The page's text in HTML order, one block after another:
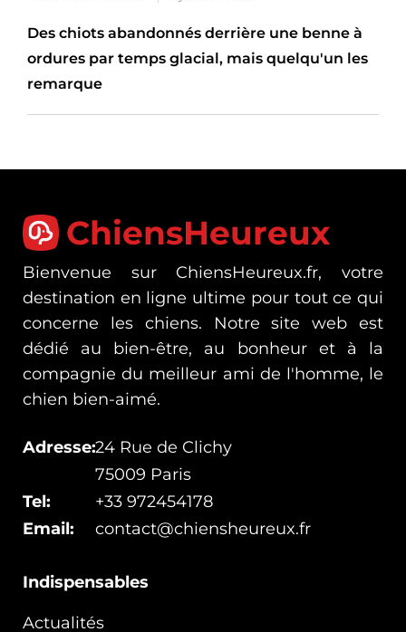
Des chiots abandonnés derrière une benne à
ordures par temps glacial, mais quelqu'un les
remarque
Indispensables
Actualités
ChiensHeureux
Bienvenue sur ChiensHeureux.fr, votre
destination en ligne ultime pour tout ce qui
concerne les chiens. Notre site web est
dédié au bien-être, au bonheur et à la
compagnie du meilleur ami de l'homme, le
chien bien-aimé.
Adresse:24 Rue de Clichy
75009 Paris
Tel:
+33 972454178
Email:
contact@chiensheureux.fr